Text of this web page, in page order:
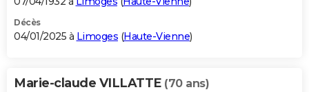
Décès
04/01/2025 à Limoges (Haute-Vienne)
Marie-claude VILLATTE (70 ans)